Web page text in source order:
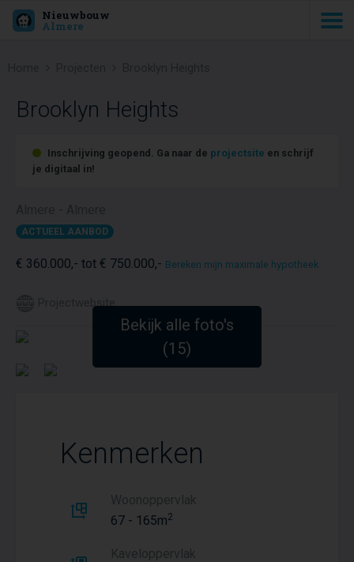
Nieuwbouw
Almere
Brooklyn Heights
Inschrijving geopend. Ga naar de projectsite en schrijf
je digitaal in!
ACTUEEL AANBOD
€ 360.000,- tot € 750.000,- Bereken mijn maximale hypotheek
Projectwebsite
Bekijk alle foto's
(15)
Kenmerken
Woonoppervlak
67 - 165m2
Kaveloppervlak